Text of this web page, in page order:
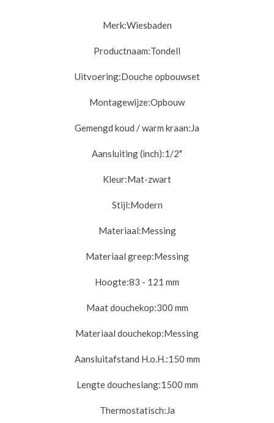
Merk:Wiesbaden
Productnaam:Tondell
Uitvoering:Douche opbouwset
Montagewijze:Opbouw
Gemengd koud / warm kraan:Ja
Aansluiting (inch):1/2"
Kleur:Mat-zwart
Stijl:Modern
Materiaal:Messing
Materiaal greep:Messing
Hoogte:83 - 121 mm
Maat douchekop:300 mm
Materiaal douchekop:Messing
Aansluitafstand H.o.H.:150 mm
Lengte doucheslang:1500 mm
Thermostatisch:Ja